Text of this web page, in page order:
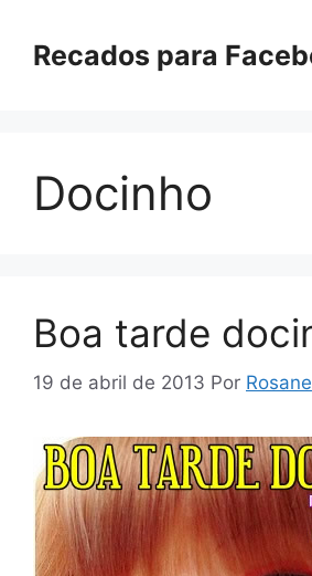
paraRecados para
Docinho
Boa tarde
19 de abril de 2013 Por Rosane